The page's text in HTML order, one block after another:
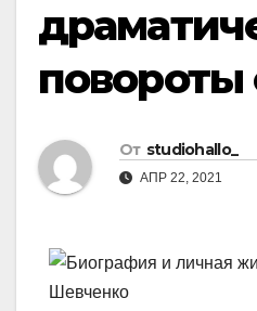
повороты
От studiohallo_
АПР 22, 2021